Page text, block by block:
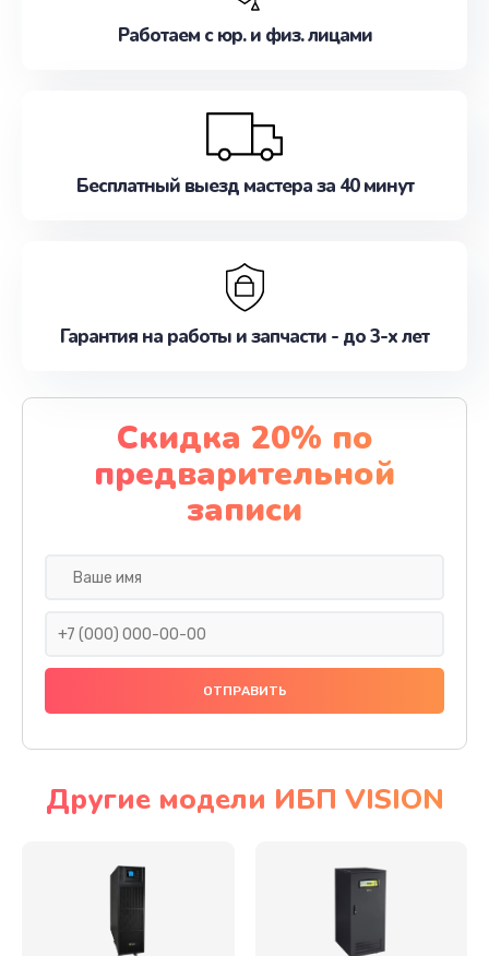
Работаем с юр. и физ. лицами
Бесплатный выезд мастера за 40 минут
Гарантия на работы и запчасти - до 3-х лет
Скидка 20% по
предварительной
записи
Другие модели ИБП VISION